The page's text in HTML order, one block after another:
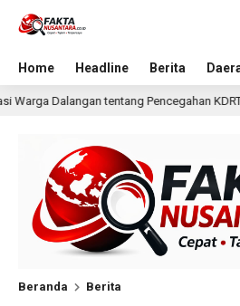
Home Headline Berita
KDRT dan Komunikasi Keluarga
Beranda Berita